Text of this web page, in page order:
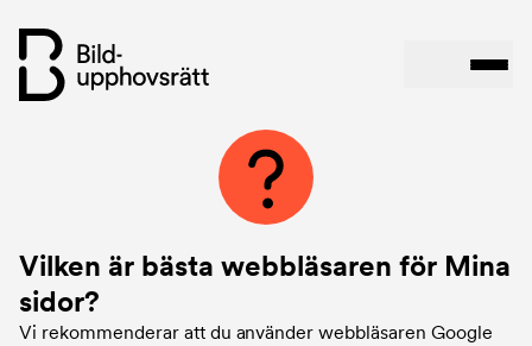
Vilken är bästa webbläsaren för Mina
sidor?
Vi rekommenderar att du använder webbläsaren Google